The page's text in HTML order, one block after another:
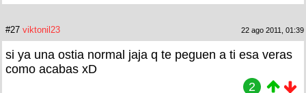
#27 viktonil23 22 ago 2011, 01:39
si ya una ostia normal jaja q te peguen a ti esa veras
como acabas xD
2